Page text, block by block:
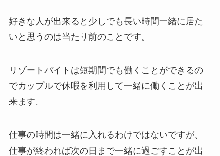
好きな人が出来ると少しでも長い時間一緒に居た
いと思うのは当たり前のことです。
リゾートバイトは短期間でも働くことができるの
でカップルで休暇を利用して一緒に働くことが出
来ます。
仕事の時間は一緒に入れるわけではないですが、
仕事が終われば次の日まで一緒に過ごすことが出